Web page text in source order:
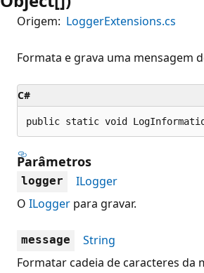
Origem: LoggerExtensions.cs
Formata e grava uma mensagem
C#
public static void
Parâmetros
logger
ILogger
O ILogger para gravar.
message
String
Formatar cadeia de caracteres da